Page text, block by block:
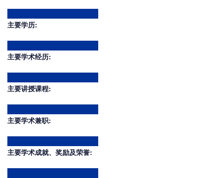
主要学历:
主要学术经历:
主要讲授课程:
主要学术兼职:
主要学术成就、奖励及荣誉: